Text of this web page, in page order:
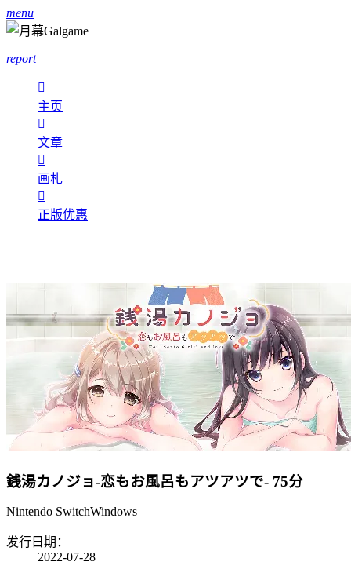
menu
report

主页

文章

画札

正版优惠
銭湯カノジョ-恋もお風呂もアツアツで- 75分
Nintendo SwitchWindows
发行日期：
2022-07-28